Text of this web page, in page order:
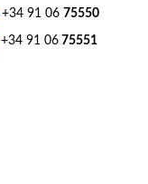
+34 91 06 75550
+34 91 06 75551